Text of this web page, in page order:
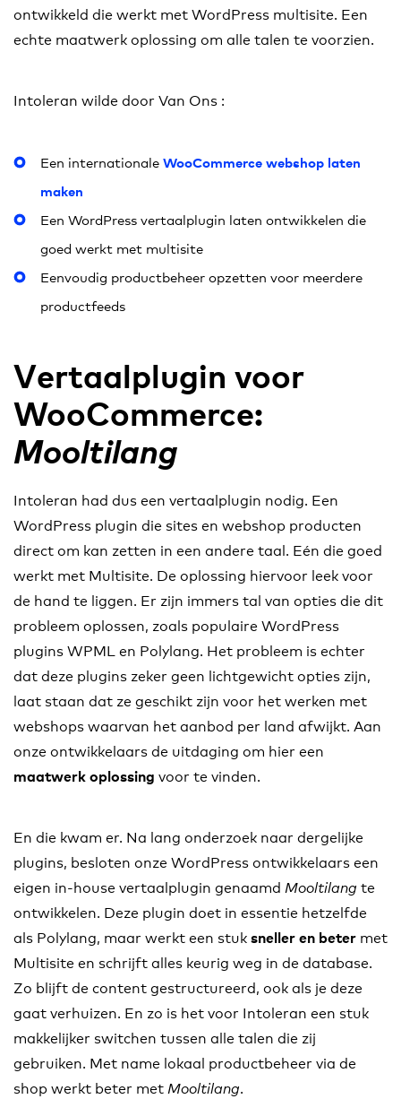
ontwikkeld die werkt met WordPress multisite. Een
echte maatwerk oplossing om alle talen te voorzien.
Intoleran wilde door Van Ons :
Een internationale WooCommerce webshop laten
maken
Een WordPress vertaalplugin laten ontwikkelen die
goed werkt met multisite
Eenvoudig productbeheer opzetten voor meerdere
productfeeds
Vertaalplugin voor
WooCommerce:
Mooltilang
Intoleran had dus een vertaalplugin nodig. Een
WordPress plugin die sites en webshop producten
direct om kan zetten in een andere taal. Eén die goed
werkt met Multisite. De oplossing hiervoor leek voor
de hand te liggen. Er zijn immers tal van opties die dit
probleem oplossen, zoals populaire WordPress
plugins WPML en Polylang. Het probleem is echter
dat deze plugins zeker geen lichtgewicht opties zijn,
laat staan dat ze geschikt zijn voor het werken met
webshops waarvan het aanbod per land afwijkt. Aan
onze ontwikkelaars de uitdaging om hier een
maatwerk oplossing voor te vinden.
En die kwam er. Na lang onderzoek naar dergelijke
plugins, besloten onze WordPress ontwikkelaars een
eigen in-house vertaalplugin genaamd Mooltilang te
ontwikkelen. Deze plugin doet in essentie hetzelfde
als Polylang, maar werkt een stuksneller en beter met
Multisite en schrijft alles keurig weg in de database.
Zo blijft de content gestructureerd, ook als je deze
gaat verhuizen. En zo is het voor Intoleran een stuk
makkelijker switchen tussen alle talen die zij
gebruiken. Met name lokaal productbeheer via de
shop werkt beter met Mooltilang.